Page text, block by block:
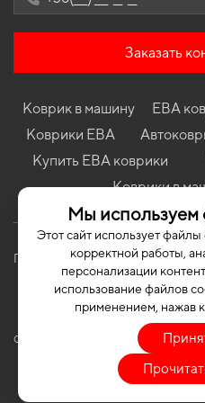
Мы используем
Этот сайт использует
корректной работы,
персонализации
использование файлов
применением, нажав
Коврики в салон Seat Ibiza 2012 -
Hatchback рест 5-ти дверная
Коврики в салон Renault Kangoo
Minivan дорест 4-х дверная
Коврики в салон Chery Tiggo 2
Crossover
Коврики в салон Opel Zafira A
Minivan рест 7-ми местная
Коврики в салон Chevrolet Bolt
Crossover
Заказать
Коврик в машину ЕВА
Коврики ЕВА
Купить ЕВА коврики
Коврики в
Политика
COPYRIGHT | EVASOTA © 2026 |